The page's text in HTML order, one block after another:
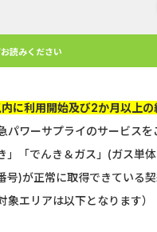
Merging...
読みください
に利用開始及び2か月以上の
パワーサプライのサービスを
」「でんき＆ガス」(ガス単
号)が正常に取得できている
エリアは以下となります）